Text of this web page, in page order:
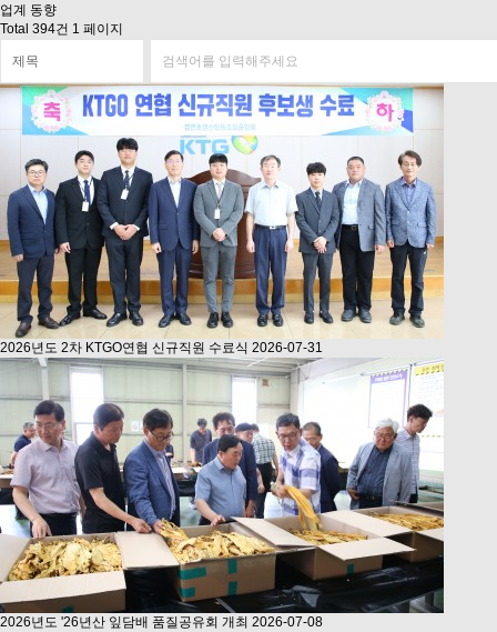
업계 동향
Total 394건 1 페이지
2026년도 2차 KTGO연협 신규직원 수료식 2026-07-31
2026년도 '26년산 잎담배 품질공유회 개최 2026-07-08